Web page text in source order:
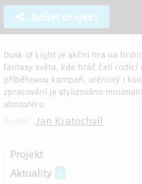
Sdílet projekt
Dusk of Light je akční hra na
fantasy světa, kde hráč čelí rodící
příběhovou kampaň, arénový i
zpracování je stylizováno
atmosféru.
Jan Kratochvíl
Projekt
Aktuality 6